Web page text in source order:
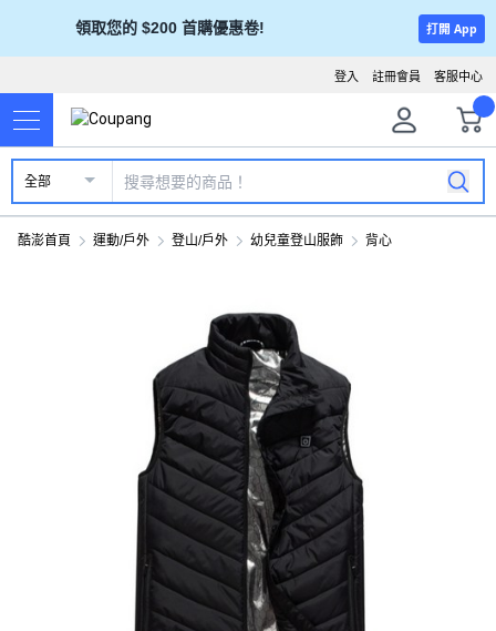
領取您的 $200 首購優惠卷! 打開 App
客服中心
註冊會員
登入
全部
酷澎首頁 運動/戶外 登山/戶外 幼兒童登山服飾 背心